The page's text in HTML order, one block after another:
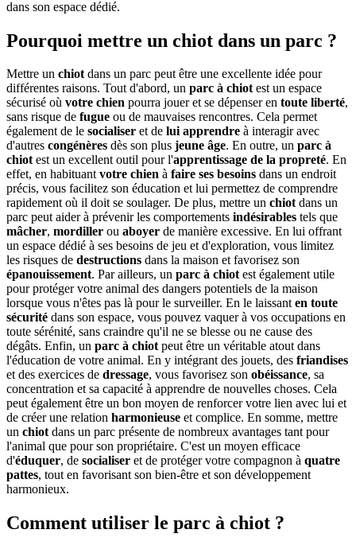
dans son espace dédié.
Pourquoi mettre un chiot dans un parc ?
Mettre un chiotdans un parc peut être une excellente idée pour
différentes raisons. Tout d'abord, un parc à chiotest un espace
sécurisé où votre chien pourra jouer et se dépenser en toute liberté,
sans risque de fugue ou de mauvaises rencontres. Cela permet
également de le socialiser et de lui apprendre à interagir avec
d'autres congénères dès son plus jeune âge. En outre, un parc à
chiotest un excellent outil pour l'apprentissage de la propreté. En
effet, en habituantvotre chien à faire ses besoins dans un endroit
précis, vous facilitez son éducation et lui permettez de comprendre
rapidement où il doit se soulager. De plus, mettre un chiotdans un
parc peut aider à prévenir les comportements indésirables tels que
mâcher, mordiller ou aboyer de manière excessive. En lui offrant
un espace dédié à ses besoins de jeu et d'exploration, vous limitez
les risques de destructions dans la maison et favorisez son
épanouissement. Par ailleurs, un parc à chiotest également utile
pour protéger votre animal des dangers potentiels de la maison
lorsque vous n'êtes pas là pour le surveiller. En le laissanten toute
sécurité dans son espace, vous pouvez vaquer à vos occupations en
toute sérénité, sans craindre qu'il ne se blesse ou ne cause des
dégâts. Enfin, un parc à chiotpeut être un véritable atout dans
l'éducation de votre animal. En y intégrant des jouets, des friandises
et des exercices de dressage, vous favorisez son obéissance, sa
concentration et sa capacité à apprendre de nouvelles choses. Cela
peut également être un bon moyen de renforcer votre lien avec lui et
de créer une relation harmonieuse et complice. En somme, mettre
un chiotdans un parc présente de nombreux avantages tant pour
l'animal que pour son propriétaire. C'est un moyen efficace
d'éduquer, de socialiser et de protéger votre compagnon à quatre
pattes, tout en favorisant son bien-être et son développement
harmonieux.
Comment utiliser le parc à chiot ?